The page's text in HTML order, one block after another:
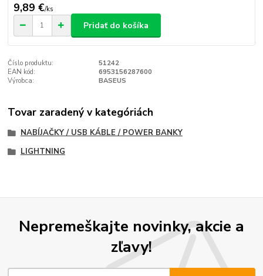
9,89 €/ks
Pridať do košíka
Číslo produktu:
51242
EAN kód:
6953156287600
Výrobca:
BASEUS
Tovar zaradený v kategóriách
NABÍJAČKY / USB KÁBLE / POWER BANKY
LIGHTNING
Nepremeškajte novinky, akcie a
zľavy!